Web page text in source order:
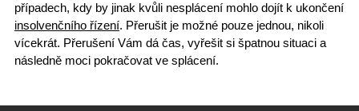
případech, kdy by jinak kvůli nesplácení mohlo dojít k ukončení
insolvenčního řízení. Přerušit je možné pouze jednou, nikoli
vícekrát. Přerušení Vám dá čas, vyřešit si špatnou situaci a
následně moci pokračovat ve splácení.